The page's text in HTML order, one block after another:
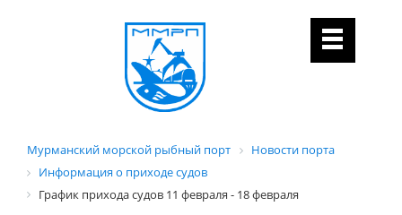
Мурманский морской рыбный порт
Новости порта
Информация о приходе судов
График прихода судов 11 февраля - 18 февраля